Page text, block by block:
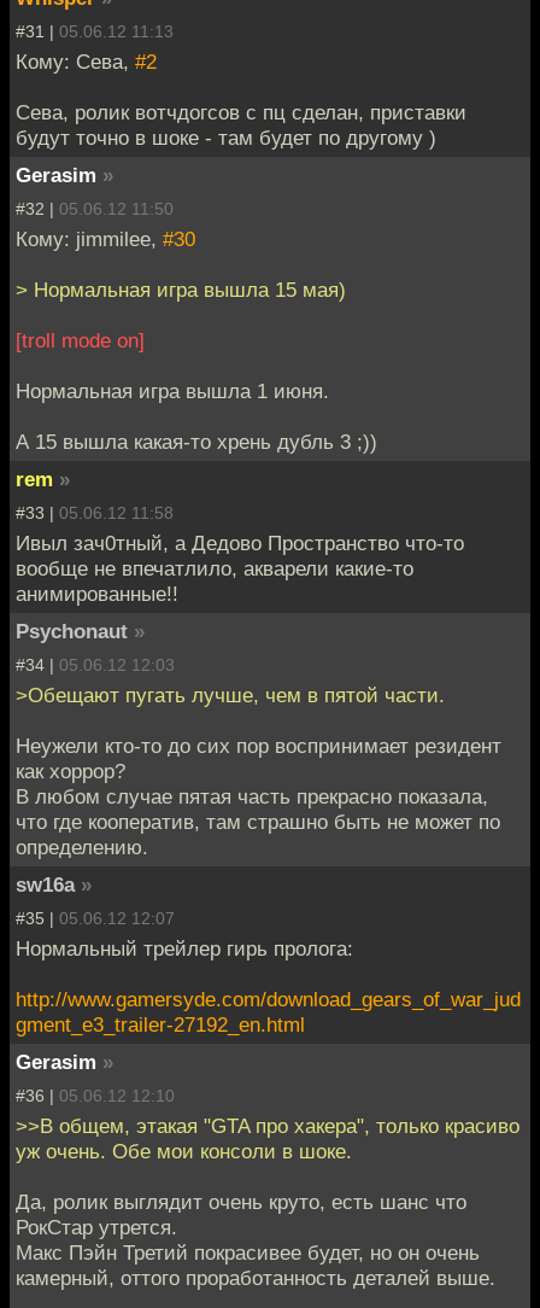
#31 | 05.06.12 11:13
Кому: Сева, #2
Сева, ролик вотчдогсов с пц сделан, приставки
будут точно в шоке - там будет по другому )
Gerasim »
#32 | 05.06.12 11:50
Кому: jimmilee, #30
> Нормальная игра вышла 15 мая)
[troll mode on]
Нормальная игра вышла 1 июня.
А 15 вышла какая-то хрень дубль 3 ;))
rem »
#33 | 05.06.12 11:58
Ивыл зач0тный, а Дедово Пространство что-то
вообще не впечатлило, акварели какие-то
анимированные!!
Psychonaut »
#34 | 05.06.12 12:03
>Обещают пугать лучше, чем в пятой части.
Неужели кто-то до сих пор воспринимает резидент
как хоррор?
В любом случае пятая часть прекрасно показала,
что где кооператив, там страшно быть не может по
определению.
sw16a »
#35 | 05.06.12 12:07
Нормальный трейлер гирь пролога:
http://www.gamersyde.com/download_gears_of_war_jud
gment_e3_trailer-27192_en.html
Gerasim »
#36 | 05.06.12 12:10
>>В общем, этакая "GTA про хакера", только красиво
уж очень. Обе мои консоли в шоке.
Да, ролик выглядит очень круто, есть шанс что
РокСтар утрется.
Макс Пэйн Третий покрасивее будет, но он очень
камерный, оттого проработанность деталей выше.